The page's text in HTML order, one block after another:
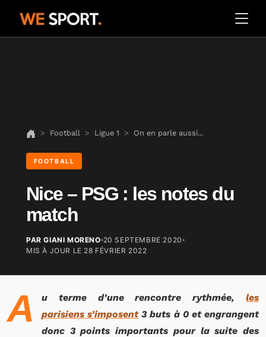
Football Ligue 1 On en parle aussi...
FOOTBALL
Nice – PSG : les notes du
match
PAR GIANI MORENO 20 SEPTEMBRE 2020
MIS À JOUR LE 28 FÉVRIER 2022
A u terme d’une rencontre rythmée, les
parisiens s’imposent3 buts à 0 et engrangent
donc 3 points importants pour la suite des